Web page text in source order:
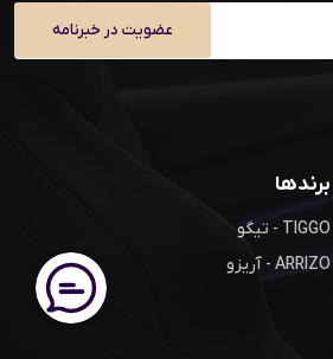
عضویت در خبرنامه
برندها
TIGGO - تیگو
ARRIZO - آریزو